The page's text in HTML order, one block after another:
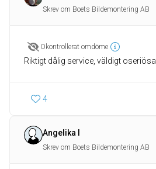
Skrev om Boets Bildemontering AB
Okontrollerat omdöme
Riktigt dålig service, väldigt oseriösa.
4
Angelika I
Skrev om Boets Bildemontering AB